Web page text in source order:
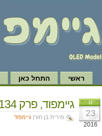
ראשי התחל כאן
ינו
23
2016
גיימפוד, פרק 134: עונת המלפפונים
מירית בן חור| גיימפוד